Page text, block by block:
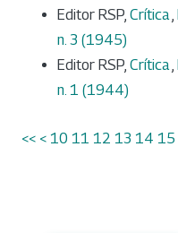
Editor RSP, Crítica,
n. 3 (1945)
Editor RSP, Crítica,
n. 1 (1944)
<< < 10 11 12 13 14 15